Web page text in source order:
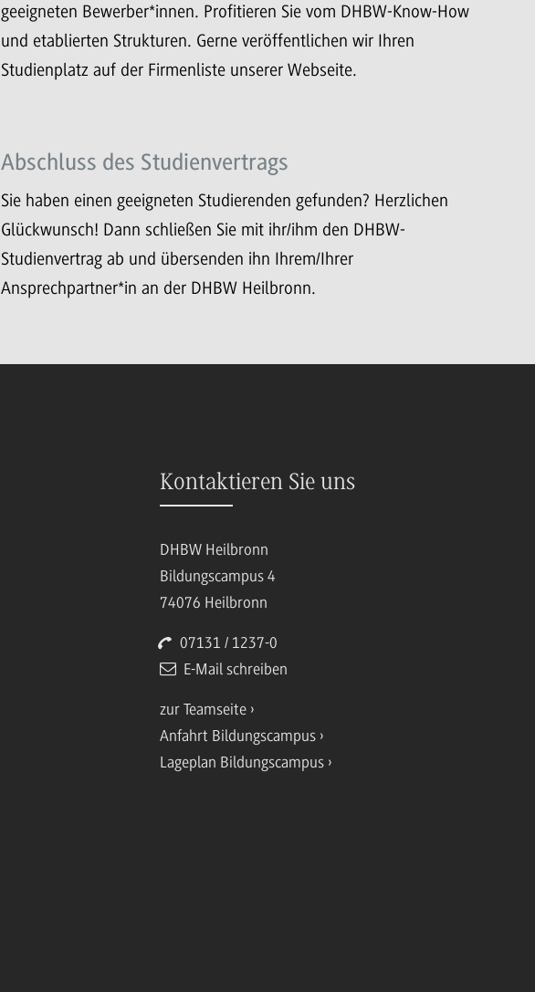
geeigneten Bewerber*innen. Profitieren Sie vom DHBW-Know-How
und etablierten Strukturen. Gerne veröffentlichen wir Ihren
Studienplatz auf der Firmenliste unserer Webseite.
Abschluss des Studienvertrags
Sie haben einen geeigneten Studierenden gefunden? Herzlichen
Glückwunsch! Dann schließen Sie mit ihr/ihm den DHBW-
Studienvertrag ab und übersenden ihn Ihrem/Ihrer
Ansprechpartner*in an der DHBW Heilbronn.
Kontaktieren Sie uns
DHBW Heilbronn
Bildungscampus 4
74076 Heilbronn
07131 / 1237-0
E-Mail schreiben
zur Teamseite
Anfahrt Bildungscampus
Lageplan Bildungscampus